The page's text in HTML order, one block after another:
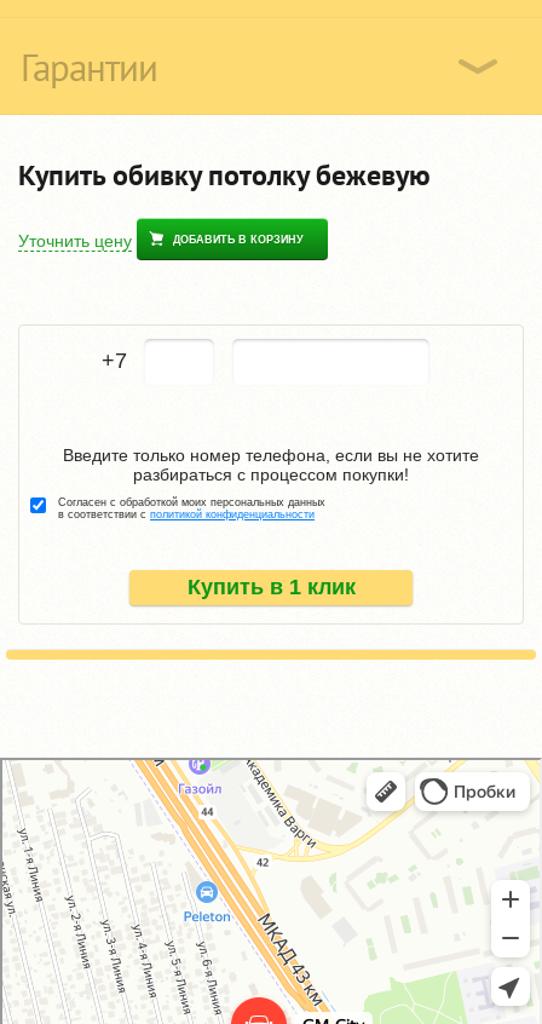
Гарантии
Купить обивку потолку бежевую
Уточнить цену ДОБАВИТЬ В КОРЗИНУ
+7
Купить в 1 клик
Введите только номер телефона, если вы не хотите
разбираться с процессом покупки!
Согласен с обработкой моих персональных данных
в соответствии с политикой конфиденциальности
GM-City&VAG-Repair
Автосервис, автотехцентр в Москве
Магазин автозапчастей и автотоваров в Москве